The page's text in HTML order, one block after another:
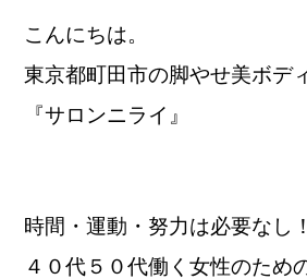
こんにちは。
東京都町田市の脚やせ美ボデ
『サロンニライ』
時間・運動・努力は必要なし！
４０代５０代働く女性のため